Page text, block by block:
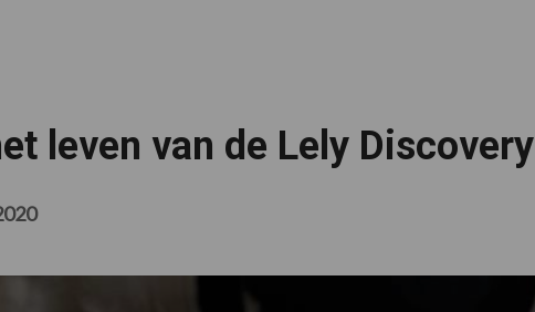
leven van de Lely Discovery